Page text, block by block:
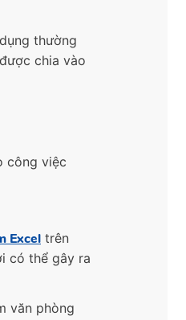
thường
chia vào
công việc
Excel trên
có thể gây ra
văn phòng